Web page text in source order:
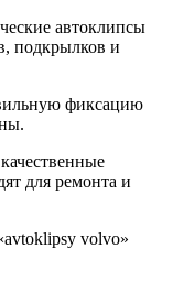
автоклипсы
подкрылков и
фиксацию
для ремонта и
volvo»